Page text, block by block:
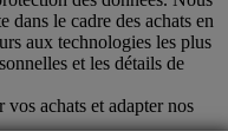
dans le cadre des achats en
aux technologies les plus
et les détails de
achats et adapter nos